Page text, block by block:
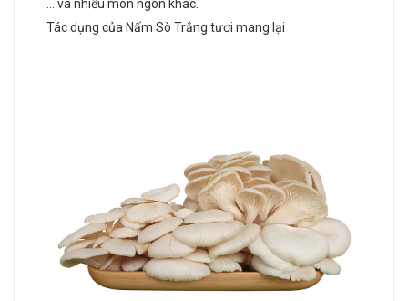
… và nhiều món ngon khác.
Tác dụng của Nấm Sò Trắng tươi mang lại